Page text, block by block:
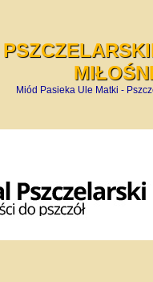
Miód Pasieka Ule Matki -